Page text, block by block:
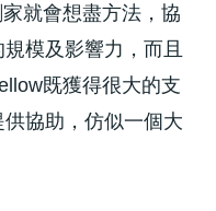
就會想盡方法，協
模及影響力，而且
既獲得很大的支
協助，仿似一個大